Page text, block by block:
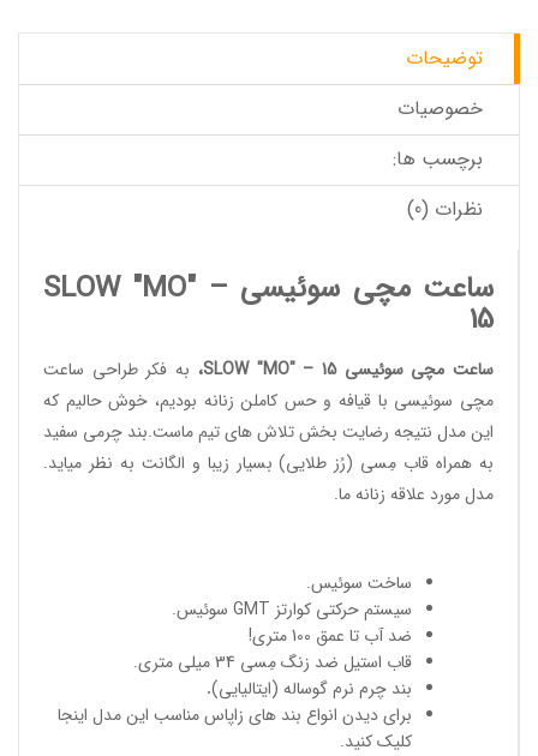
توضیحات
خصوصیات
برچسب ها:
نظرات (0)
ساعت مچی سوئیسی SLOW "MO" –
15
ساعت مچی سوئیسی SLOW "MO" – 15 ، به فکر طراحی ساعت
مچی سوئیسی با قیافه و حس کاملن زنانه بودیم، خوش حالیم که
این مدل نتیجه رضایت بخش تلاش های تیم ماست.بند چرمی سفید
به همراه قاب مِسی (رُز طلایی) بسیار زیبا و الگانت به نظر میاید.
مدل مورد علاقه زنانه ما.
ساخت سوئیس.
سیستم حرکتی کوارتز GMT سوئیس.
ضد آب تا عمق 100 متری!
قاب استیل ضد زنگ مِسی 34 میلی متری.
بند چرم نرم گوساله (ایتالیایی).
برای دیدن انواع بند های زاپاس مناسب این مدل اینجا
کلیک کنید.